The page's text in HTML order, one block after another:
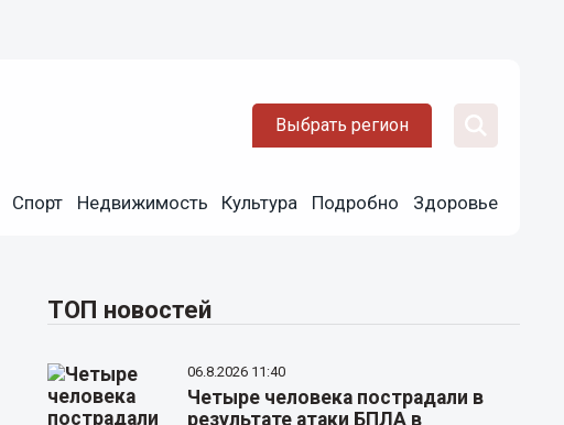
Выбрать регион
Спорт Недвижимость Культура Подробно Здоровье
ТОП новостей
06.8.2026 11:40
Четыре человека пострадали в
результате атаки БПЛА в